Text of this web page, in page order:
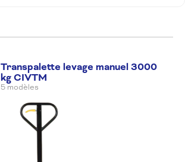
Transpalette levage manuel 3000
kg CIVTM
5 modèles